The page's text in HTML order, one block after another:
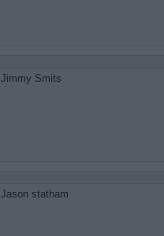
Jimmy Smits
Jason statham